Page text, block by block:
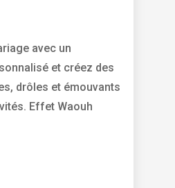
avec un
et créez des
drôles et émouvants
Effet Waouh